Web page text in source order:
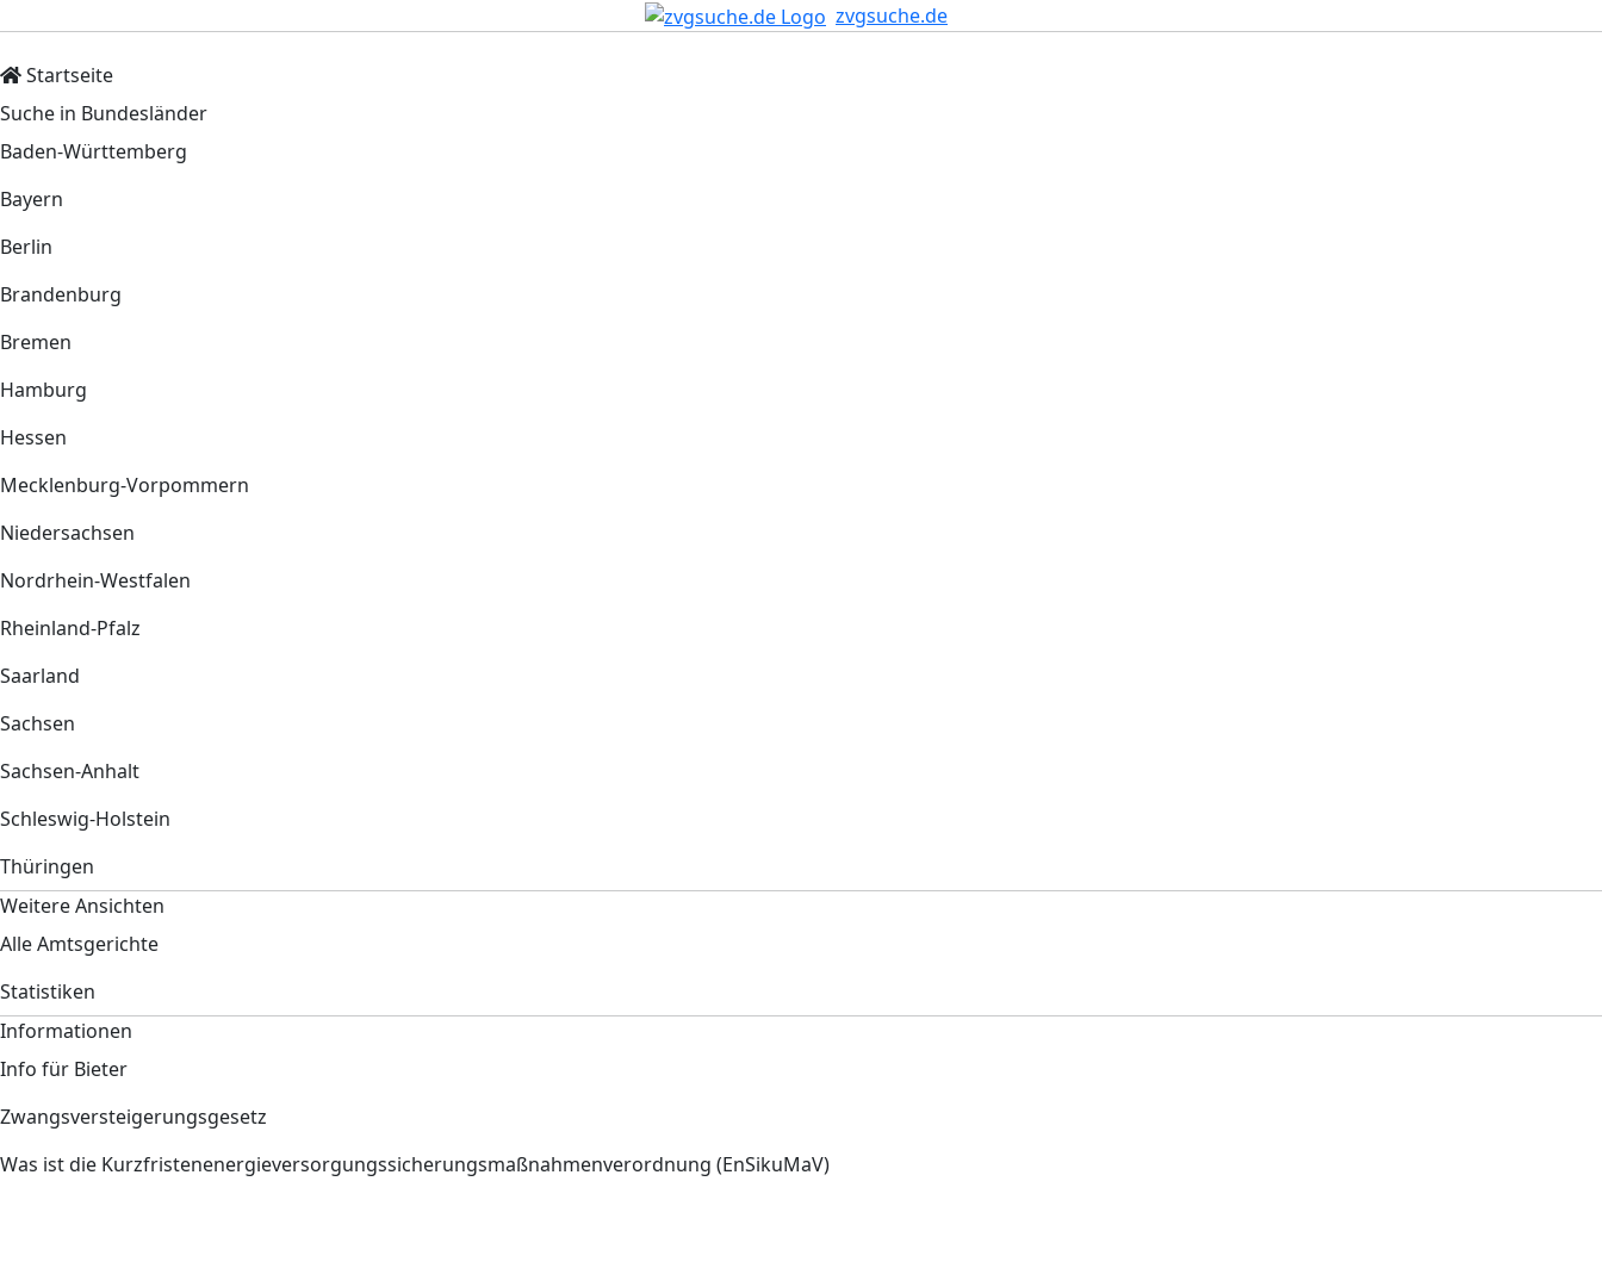
zvgsuche.de
Startseite
Suche in Bundesländer
Baden-Württemberg
Bayern
Berlin
Brandenburg
Bremen
Hamburg
Hessen
Mecklenburg-Vorpommern
Niedersachsen
Nordrhein-Westfalen
Rheinland-Pfalz
Saarland
Sachsen
Sachsen-Anhalt
Schleswig-Holstein
Thüringen
Weitere Ansichten
Alle Amtsgerichte
Statistiken
Informationen
Info für Bieter
Zwangsversteigerungsgesetz
Was ist die Kurzfristenenergieversorgungssicherungsmaßnahmenverordnung (EnSikuMaV)